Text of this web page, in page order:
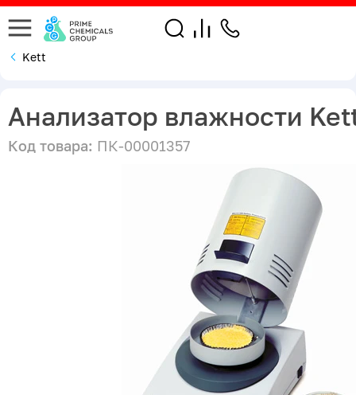
Kett
Анализатор влажности
Код товара: ПК-00001357